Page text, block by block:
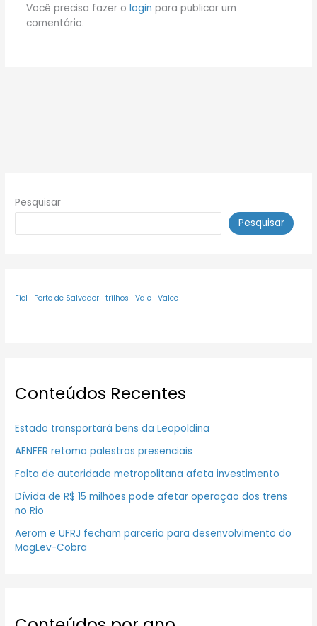
Você precisa fazer o login para publicar um
comentário.
Pesquisar
Pesquisar
Fiol Porto de Salvador trilhos Vale Valec
Conteúdos Recentes
Estado transportará bens da Leopoldina
AENFER retoma palestras presenciais
Falta de autoridade metropolitana afeta investimento
Dívida de R$ 15 milhões pode afetar operação dos trens
no Rio
Aerom e UFRJ fecham parceria para desenvolvimento do
MagLev-Cobra